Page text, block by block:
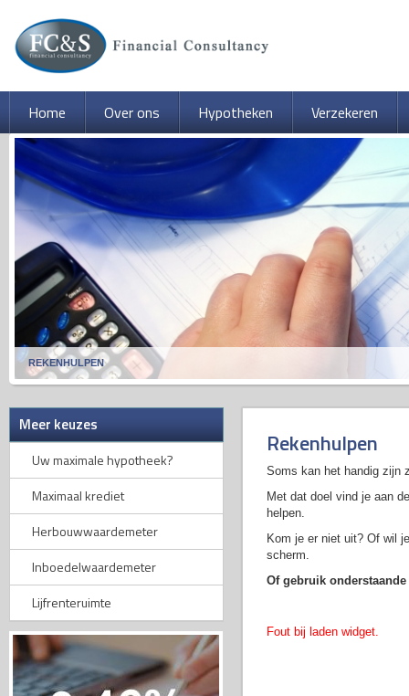
REKENHULPEN
Home Over ons Hypotheken Verzekeren
Meer keuzes
Uw maximale hypotheek?
Maximaal krediet
Herbouwwaardemeter
Inboedelwaardemeter
Lijfrenteruimte
Rekenhulpen
Soms kan het handig zijn
Met dat doel vind je aan
helpen.
Kom je er niet uit? Of wil
scherm.
Of gebruik
Fout bij laden widget.